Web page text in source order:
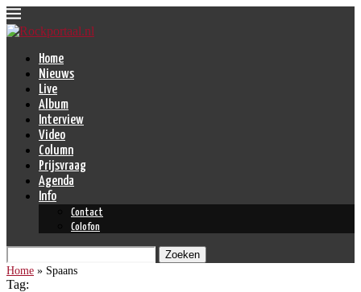
Home
Nieuws
Live
Album
Interview
Video
Column
Prijsvraag
Agenda
Info
Contact
Colofon
Zoeken
Home » Spaans
Tag: